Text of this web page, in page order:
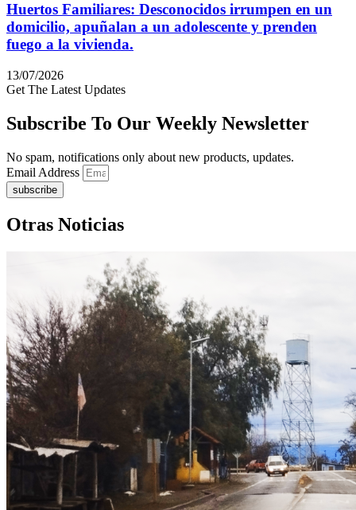
Huertos Familiares: Desconocidos irrumpen en un
domicilio, apuñalan a un adolescente y prenden
fuego a la vivienda.
13/07/2026
Get The Latest Updates
Subscribe To Our Weekly Newsletter
No spam, notifications only about new products, updates.
Email Address
subscribe
Otras Noticias